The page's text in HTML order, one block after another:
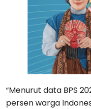
“Menurut data BPS
persen warga